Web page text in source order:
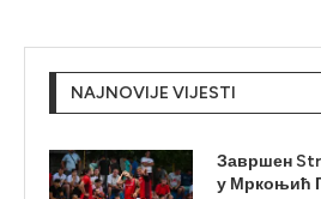
NAJNOVIJE VIJESTI
Завршен
у Мркоњић